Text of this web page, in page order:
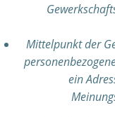
Mittelpunkt der
ein